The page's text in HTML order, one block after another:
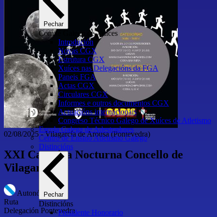
Pechar
Comité Galego de Xuíces
Introdución
Novas CGX
Estrutura CGX
Xuíces nas Delegacións da FGA
Paneis FGA
Actas CGX
Circulares CGX
Informes e outros documentos CGX
Actuacións internacionais
Congreso Técnico Galego de Xuíces de Atletismo
Escola Galega de Adestradores
Centro de Ensino Atletismo Galego
Distincións
Pechar
Distincións
Presidente Honorario
02/08/2025-Vilagarcía de Arousa(Pontevedra)
XXI Carreira Nocturna Concello de
Vilagarcía
Autonómico
Ruta
Delegación Pontevedra